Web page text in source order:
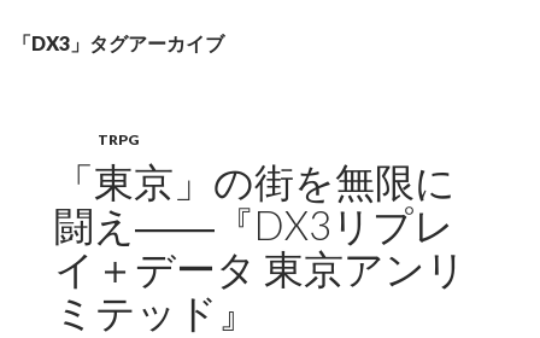
ン「DX3」タグアーカイブ
TRPG
「東京」の街を無限に
闘え――『DX3リプレ
イ＋データ 東京アンリ
ミテッド』